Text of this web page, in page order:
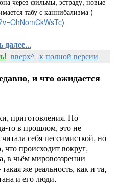
табу с каннибализма (
)
далее...
вверх^ к полной версии
и что ожидается
приготовления. Но
то в прошлом, это не
себя пессимисткой, но
что происходит вокруг,
в чьём мировоззрении
же реальность, как и та,
и его люди.